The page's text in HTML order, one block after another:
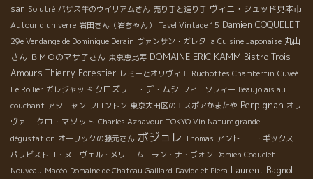
san Solutré バザス牛のウイリアムさん 売り手と造り手 ヴィニ・シュッド見本市
Autour d'un verre 岩田さん（岩ちゃん） Tavel Vintage 15 Damien COQUELET
29e Vendange de Dominique Derain ヴァンサン・ガレタ la Cuisine Japonaise 丸山
さん ＢＭＯのマサ子さん 東京恵比寿 DOMAINE ERIC KAMM Bistro Trois
Amours Thierry Forestier レミーとオリヴィエ Ruchottes Chambertin Cuveé
Le Rollier ガレジャッド クロズリー・デ・ムシ フィロソフィー Beaujolais au
couchant アシニャン フロントン 東京大田区のエスポアかまたや Perpignan オリ
ヴァー クロ・マソット Charles Aznavour TOKYO Vin Nature grande
dégustation オーリックの藤元さん ボジョレ Thomas アントニー・ギックス
パリビストロ・ヌーヴェル・メリー ムーラン・ナ・ヴォン Damien Coquelet
Nouveau Macéo Domaine de Chateau Gaillard Davide et Piera Laurent Bagnol